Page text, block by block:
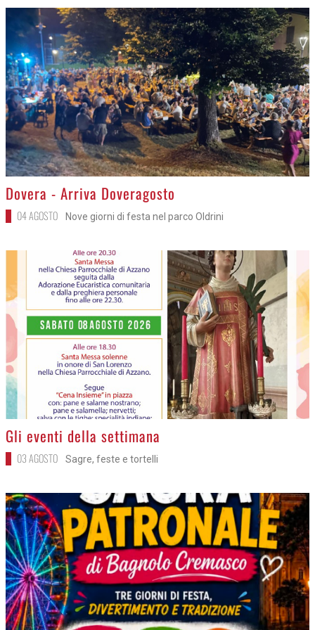
>
Dovera - Arriva Doveragosto
04 AGOSTO Nove giorni di festa nel parco Oldrini
>
Gli eventi della settimana
03 AGOSTO Sagre, feste e tortelli